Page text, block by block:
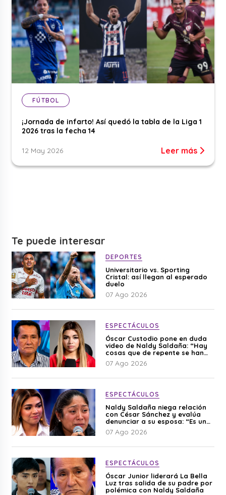
FÚTBOL
¡Jornada de infarto! Así quedó la tabla de la Liga 1
2026 tras la fecha 14
12 May 2026 Leer más
Te puede interesar
DEPORTES
Universitario vs. Sporting
Cristal: así llegan al esperado
duelo
07 Ago 2026
ESPECTÁCULOS
Óscar Custodio pone en duda
video de Naldy Saldaña: “Hay
cosas que de repente se han
editado”
07 Ago 2026
ESPECTÁCULOS
Naldy Saldaña niega relación
con César Sánchez y evalúa
denunciar a su esposa: “Es una
difamación”
07 Ago 2026
ESPECTÁCULOS
Óscar Junior liderará La Bella
Luz tras salida de su padre por
polémica con Naldy Saldaña